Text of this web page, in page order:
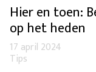
Hier en toen:
op het heden
17 april 2024
Tips